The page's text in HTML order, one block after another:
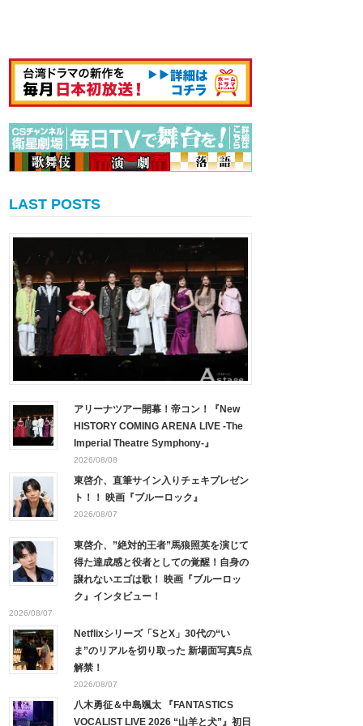
LAST POSTS
アリーナツアー開幕！帝コン！『New
HISTORY COMING ARENA LIVE -The
Imperial Theatre Symphony-』
2026/08/08
東啓介、直筆サイン入りチェキプレゼン
ト！！ 映画『ブルーロック』
2026/08/07
東啓介、”絶対的王者”馬狼照英を演じて
得た達成感と役者としての覚醒！自身の
譲れないエゴは歌！ 映画『ブルーロッ
ク』インタビュー！
2026/08/07
Netflixシリーズ「SとX」30代の“い
ま”のリアルを切り取った 新場面写真5点
解禁！
2026/08/07
八木勇征＆中島颯太 『FANTASTICS
VOCALIST LIVE 2026 “山羊と犬”』初日